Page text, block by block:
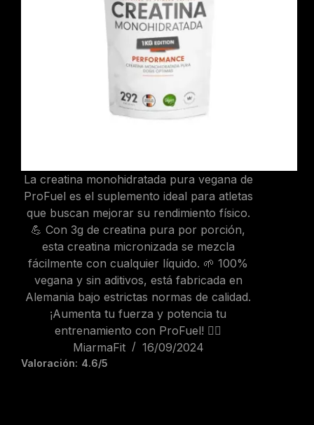
La creatina monohidratada pura vegana de
ProFuel es el suplemento ideal para atletas
que buscan mejorar su rendimiento físico.
💪 Con 3g de creatina pura por porción,
esta creatina micronizada se mezcla
fácilmente con cualquier líquido. 🌱 100%
vegana y sin aditivos, está fabricada en
Alemania bajo estrictas normas de calidad.
¡Aumenta tu fuerza y potencia tu
entrenamiento con ProFuel! 🏋️‍♂️
MiarmaFit
16/09/2024
Valoración: 4.6/5